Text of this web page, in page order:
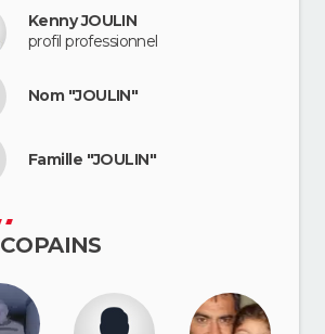
Kenny JOULIN
profil professionnel
Nom "JOULIN"
Famille "JOULIN"